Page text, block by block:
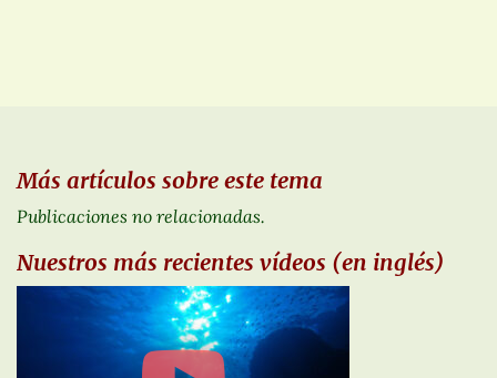
Más artículos sobre este tema
Publicaciones no relacionadas.
Nuestros más recientes vídeos (en inglés)